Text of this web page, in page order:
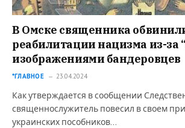
В Омске священника
реабилитации нацизма из-за
изображениями бандеровцев
*ГЛАВНОЕ 23.04.2024
Как утверждается в сообщении
священнослужитель повесил в своем
украинских пособников…